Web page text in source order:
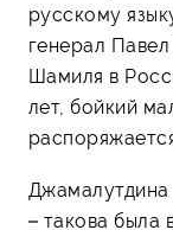
русскому
генерал
Шамиля в
лет, бойкий
Джамалутдина
– такова была